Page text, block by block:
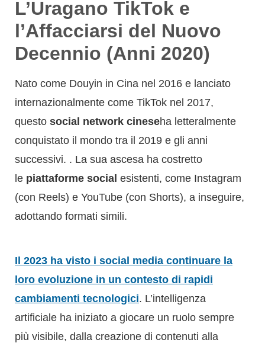
L’Uragano TikTok e
l’Affacciarsi del Nuovo
Decennio (Anni 2020)
Nato come Douyin in Cina nel 2016 e lanciato
internazionalmente come TikTok nel 2017,
questo social network cineseha letteralmente
conquistato il mondo tra il 2019 e gli anni
successivi. . La sua ascesa ha costretto
le piattaforme social esistenti, come Instagram
(con Reels) e YouTube (con Shorts), a inseguire,
adottando formati simili.
Il 2023 ha visto i social media continuare la
loro evoluzione in un contesto di rapidi
cambiamenti tecnologici. L’intelligenza
artificiale ha iniziato a giocare un ruolo sempre
più visibile, dalla creazione di contenuti alla